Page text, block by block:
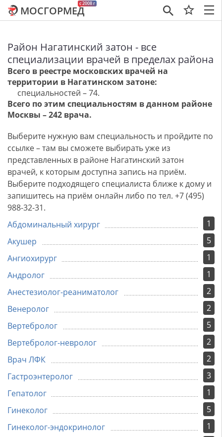
×
c 2008 г
МОСГОРМЕД
Район Нагатинский затон - все
специализации врачей в пределах района
Всего в реестре московских врачей на
территории в Нагатинском затоне:
специальностей – 74.
Всего по этим специальностям в данном районе
Москвы – 242 врача.
Выберите нужную вам специальность и пройдите по
ссылке – там вы сможете выбирать уже из
представленных в районе Нагатинский затон
врачей, к которым доступна запись на приём.
Выберите подходящего специалиста ближе к дому и
запишитесь на приём онлайн либо по тел. +7 (495)
988-32-31.
1
Абдоминальный хирург
5
Акушер
1
Ангиохирург
1
Андролог
2
Анестезиолог-реаниматолог
2
Венеролог
5
Вертебролог
2
Вертебролог-невролог
2
Врач ЛФК
3
Гастроэнтеролог
1
Гепатолог
5
Гинеколог
1
Гинеколог-эндокринолог